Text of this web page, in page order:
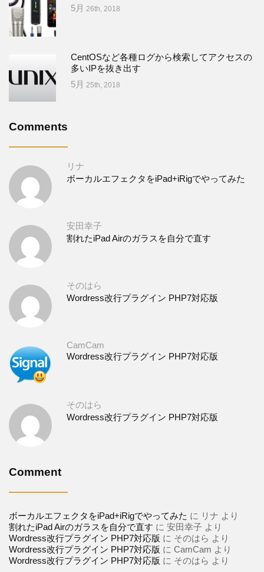
5月 26th, 2018
CentOSなど各種ログから検索してアクセスの
多いIPを抜き出す
5月 25th, 2018
Comments
リナ
ボーカルエフェクタをiPad+iRigでやってみた
安田幸子
割れたiPad Airのガラスを自分で直す
そのはら
Wordress改行プラグイン PHP7対応版
CamCam
Wordress改行プラグイン PHP7対応版
そのはら
Wordress改行プラグイン PHP7対応版
Comment
ボーカルエフェクタをiPad+iRigでやってみた に リナ より
割れたiPad Airのガラスを自分で直す に 安田幸子 より
Wordress改行プラグイン PHP7対応版 に そのはら より
Wordress改行プラグイン PHP7対応版 に CamCam より
Wordress改行プラグイン PHP7対応版 に そのはら より